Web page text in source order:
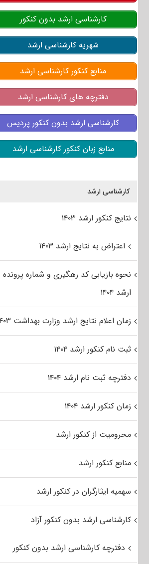
کارشناسی ارشد بدون کنکور
شهریه کارشناسی ارشد
منابع کنکور کارشناسی ارشد
دفترچه های کارشناسی ارشد
کارشناسی ارشد بدون کنکور پردیس
منابع زبان کنکور کارشناسی ارشد
کارشناسی ارشد
نتایج کنکور ارشد ۱۴۰۳
اعتراض به نتایج ارشد ۱۴۰۳
نحوه بازیابی کد رهگیری و شماره پرونده
ارشد ۱۴۰۴
زمان اعلام نتایج ارشد وزارت بهداشت ۱۴۰۳
ثبت نام کنکور ارشد ۱۴۰۴
دفترچه ثبت نام ارشد ۱۴۰۴
زمان کنکور ارشد ۱۴۰۴
محرومیت از کنکور ارشد
منابع کنکور ارشد
سهمیه ایثارگران در کنکور ارشد
کارشناسی ارشد بدون کنکور آزاد
دفترچه کارشناسی ارشد بدون کنکور